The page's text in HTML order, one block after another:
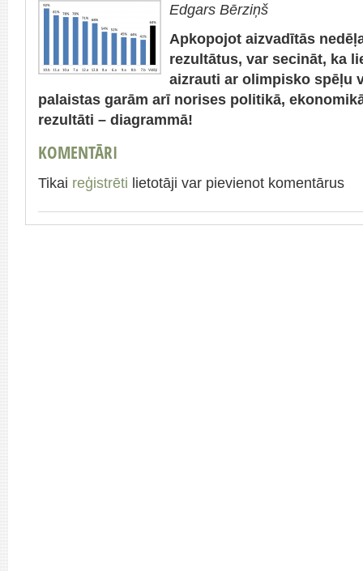
Edgars Bērziņš
Apkopojot aizvadītās
rezultātus, var secināt, ka
aizrauti ar olimpisko spēļu
palaistas garām arī norises politikā,
rezultāti – diagrammā!
KOMENTĀRI
Tikai reģistrēti lietotāji var pievienot komentārus